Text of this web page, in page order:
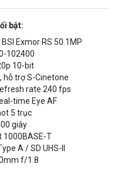
bật:
Exmor RS 50.1MP
102400
10-bit
hỗ trợ S-Cinetone
rate 240 fps
time Eye AF
5 trục
giây
1000BASE-T
A / SD UHS-II
f/1.8